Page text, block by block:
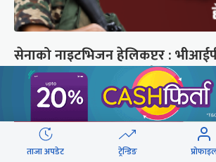
सेनाको नाइटभिजन हेलिकप्टर :
जनताको ज्यान बचाउन उड्दैन
ताजा अपडेट ट्रेन्डिङ